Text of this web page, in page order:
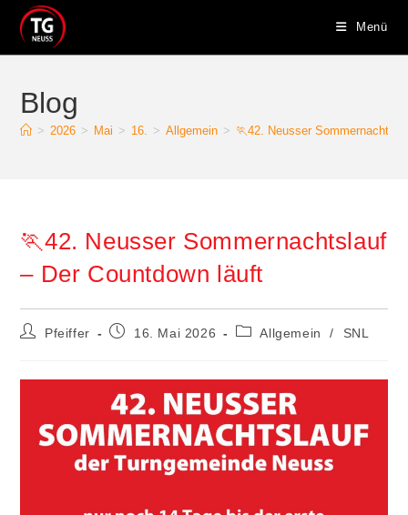
Menü
Blog
> 2026 > Mai > 16. > Allgemein > 🏃42. Neusser
🏃42. Neusser Sommernachtslauf
– Der Countdown läuft
Pfeiffer 16. Mai 2026 Allgemein / SNL